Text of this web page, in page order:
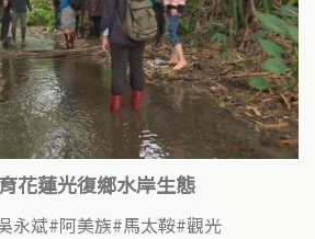
花蓮光復鄉水岸生態
永斌 阿美族 馬太鞍 觀光